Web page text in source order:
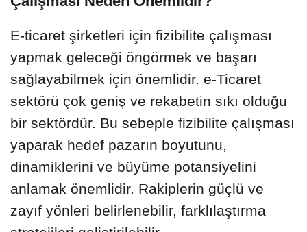
E-ticaret şirketleri için fizibilite çalışması
yapmak geleceği öngörmek ve başarı
sağlayabilmek için önemlidir. e-Ticaret
sektörü çok geniş ve rekabetin sıkı olduğu
bir sektördür. Bu sebeple fizibilite çalışması
yaparak hedef pazarın boyutunu,
dinamiklerini ve büyüme potansiyelini
anlamak önemlidir. Rakiplerin güçlü ve
zayıf yönleri belirlenebilir, farklılaştırma